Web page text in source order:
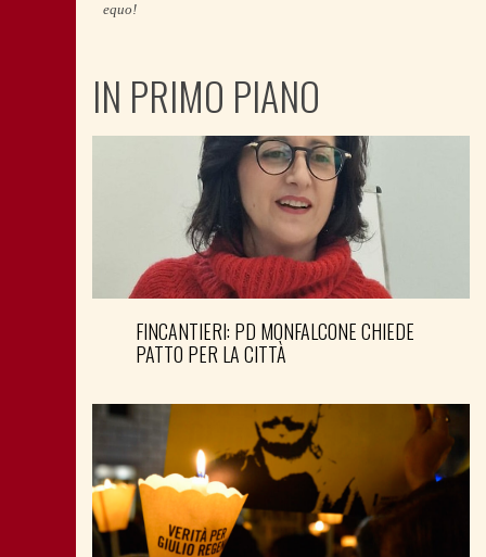
equo!
IN PRIMO PIANO
FINCANTIERI: PD MONFALCONE CHIEDE
PATTO PER LA CITTÀ